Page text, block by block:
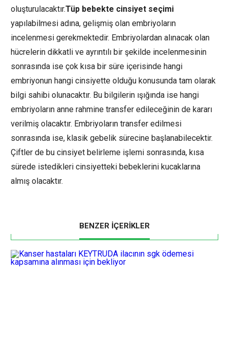
oluşturulacaktır.Tüp bebekte cinsiyet seçimi
yapılabilmesi adına, gelişmiş olan embriyoların
incelenmesi gerekmektedir. Embriyolardan alınacak olan
hücrelerin dikkatli ve ayrıntılı bir şekilde incelenmesinin
sonrasında ise çok kısa bir süre içerisinde hangi
embriyonun hangi cinsiyette olduğu konusunda tam olarak
bilgi sahibi olunacaktır. Bu bilgilerin ışığında ise hangi
embriyoların anne rahmine transfer edileceğinin de kararı
verilmiş olacaktır. Embriyoların transfer edilmesi
sonrasında ise, klasik gebelik sürecine başlanabilecektir.
Çiftler de bu cinsiyet belirleme işlemi sonrasında, kısa
sürede istedikleri cinsiyetteki bebeklerini kucaklarına
almış olacaktır.
BENZER İÇERİKLER